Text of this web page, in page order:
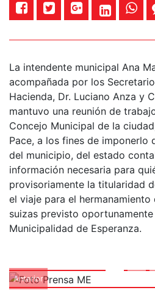
La intendente municipal Ana
acompañada por los
Hacienda, Dr. Luciano Anza y
mantuvo una reunión de
Concejo Municipal de la
Pace, a los fines de imponerlo
del municipio, del estado
información necesaria para
provisoriamente la titularidad
el viaje para el
suizas previsto
Municipalidad de Esperanza.
Anterior